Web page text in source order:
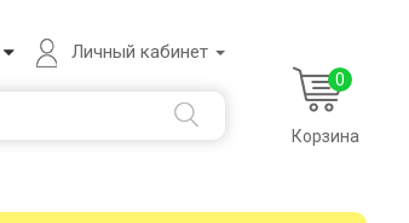
Личный кабинет
0
Корзина